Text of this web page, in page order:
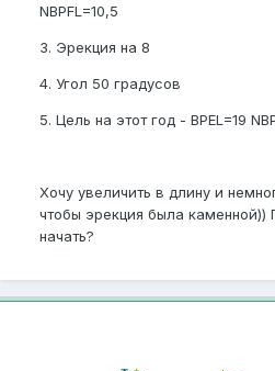
NBPFL=10,5
3. Эрекция на 8
4. Угол 50 градусов
5. Цель на этот год - BPEL=19
Хочу увеличить в длину и
чтобы эрекция была каменной))
начать?